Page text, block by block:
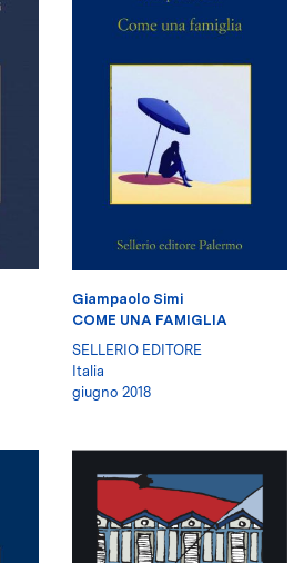
Giampaolo Simi
COME UNA FAMIGLIA
SELLERIO EDITORE
Italia
giugno 2018